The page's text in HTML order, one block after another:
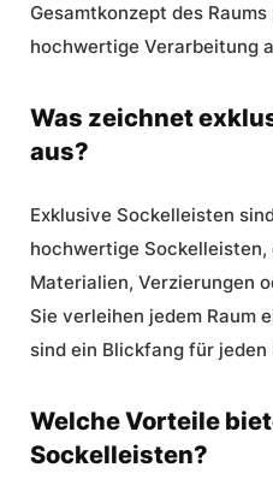
Gesamtkonzept des
hochwertige Verarbeitung
Was zeichnet
aus?
Exklusive Sockelleisten
hochwertige Sockelleisten,
Materialien, Verzierungen
Sie verleihen jedem Raum
sind ein Blickfang für
Welche Vorteile
Sockelleisten?